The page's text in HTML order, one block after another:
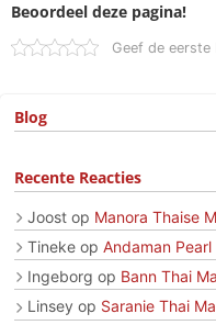
Beoordeel deze pagina!
Geef de eerste
Blog
Recente Reacties
Joost op Manora Thaise
Tineke op Andaman Pearl
Ingeborg op Bann Thai
Linsey op Saranie Thai